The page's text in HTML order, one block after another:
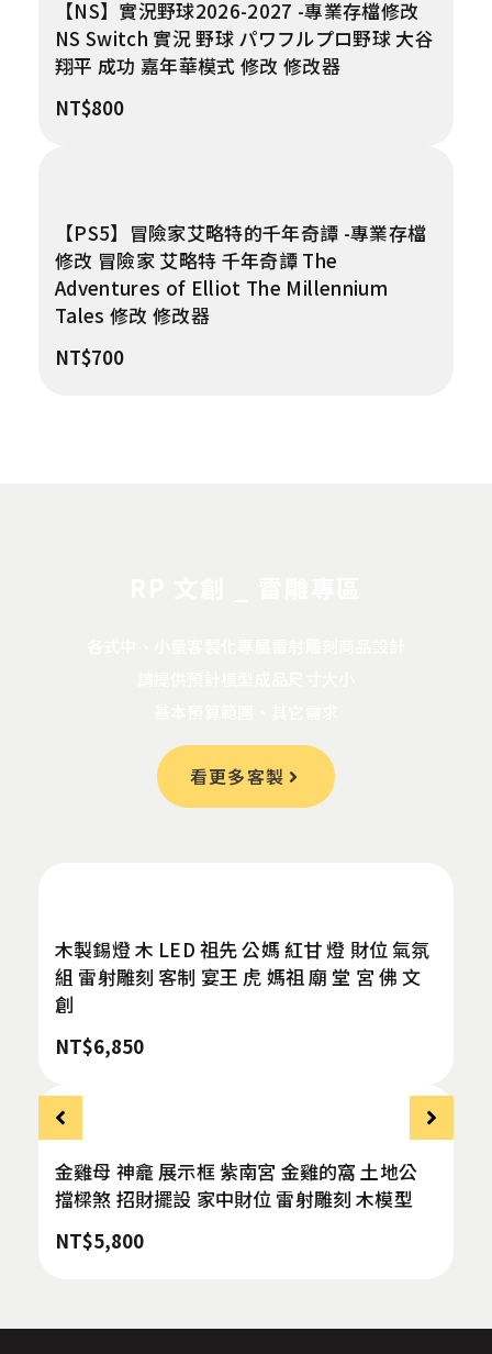
【NS】實況野球2026-2027 -專業存檔修改
NS Switch 實況 野球 パワフルプロ野球 大谷
翔平 成功 嘉年華模式 修改 修改器
NT$800
【PS5】冒險家艾略特的千年奇譚 -專業存檔
修改 冒險家 艾略特 千年奇譚 The
Adventures of Elliot The Millennium
Tales 修改 修改器
NT$700
看更多客製
木製錫燈 木 LED 祖先 公媽 紅甘 燈 財位 氣氛
組 雷射雕刻 客制 宴王 虎 媽祖 廟 堂 宮 佛 文
創
NT$6,850
金雞母 神龕 展示框 紫南宮 金雞的窩 土地公
擋樑煞 招財擺設 家中財位 雷射雕刻 木模型
NT$5,800